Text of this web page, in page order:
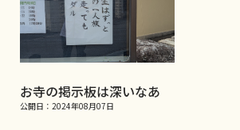
お寺の掲示板は深いなあ
公開日：2024年08月07日